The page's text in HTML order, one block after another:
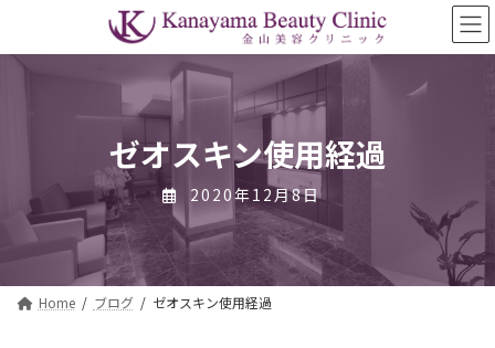
テ
ゲ
ゼオスキン使用経過
2020年12月8日
Home ブログ ゼオスキン使用経過